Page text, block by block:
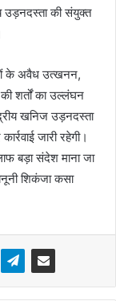
उड़नदस्ता की संयुक्त
के अवैध उत्खनन,
शर्तों का उल्लंघन
खनिज उड़नदस्ता
जारी रहेगी।
बड़ा संदेश माना जा
शिकंजा कसा